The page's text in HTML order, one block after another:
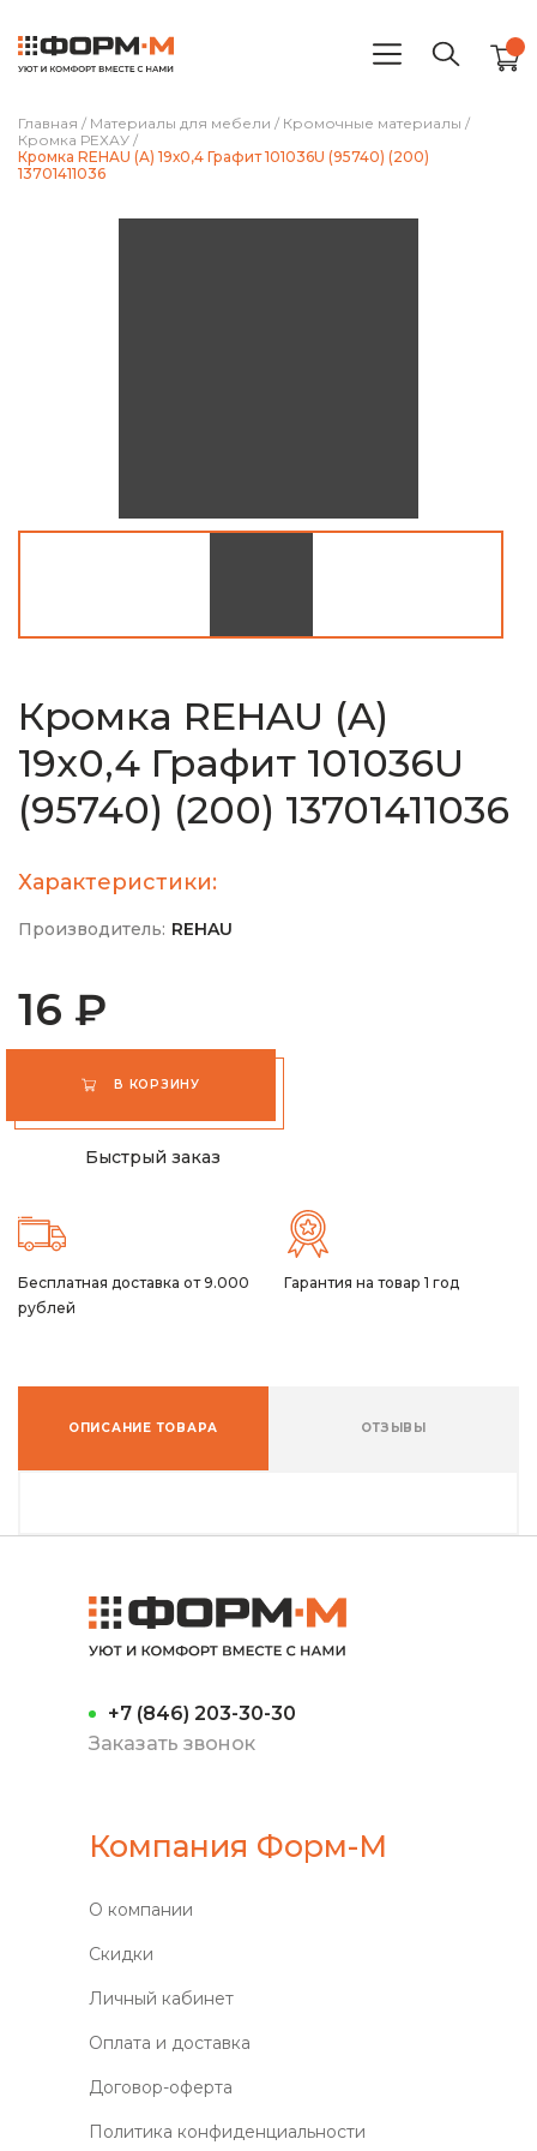
Главная / Материалы для мебели / Кромочные материалы /
Кромка РЕХАУ /
Кромка REHAU (A) 19х0,4 Графит 101036U (95740) (200)
13701411036
Кромка REHAU (A)
19х0,4 Графит 101036U
(95740) (200) 13701411036
Характеристики:
Производитель: REHAU
16 ₽
В КОРЗИНУ
Быстрый заказ
Бесплатная доставка от 9.000
рублей
Гарантия на товар 1 год
ОПИСАНИЕ ТОВАРА ОТЗЫВЫ
+7 (846) 203-30-30
Заказать звонок
Компания Форм-М
О компании
Скидки
Личный кабинет
Оплата и доставка
Договор-оферта
Политика конфиденциальности